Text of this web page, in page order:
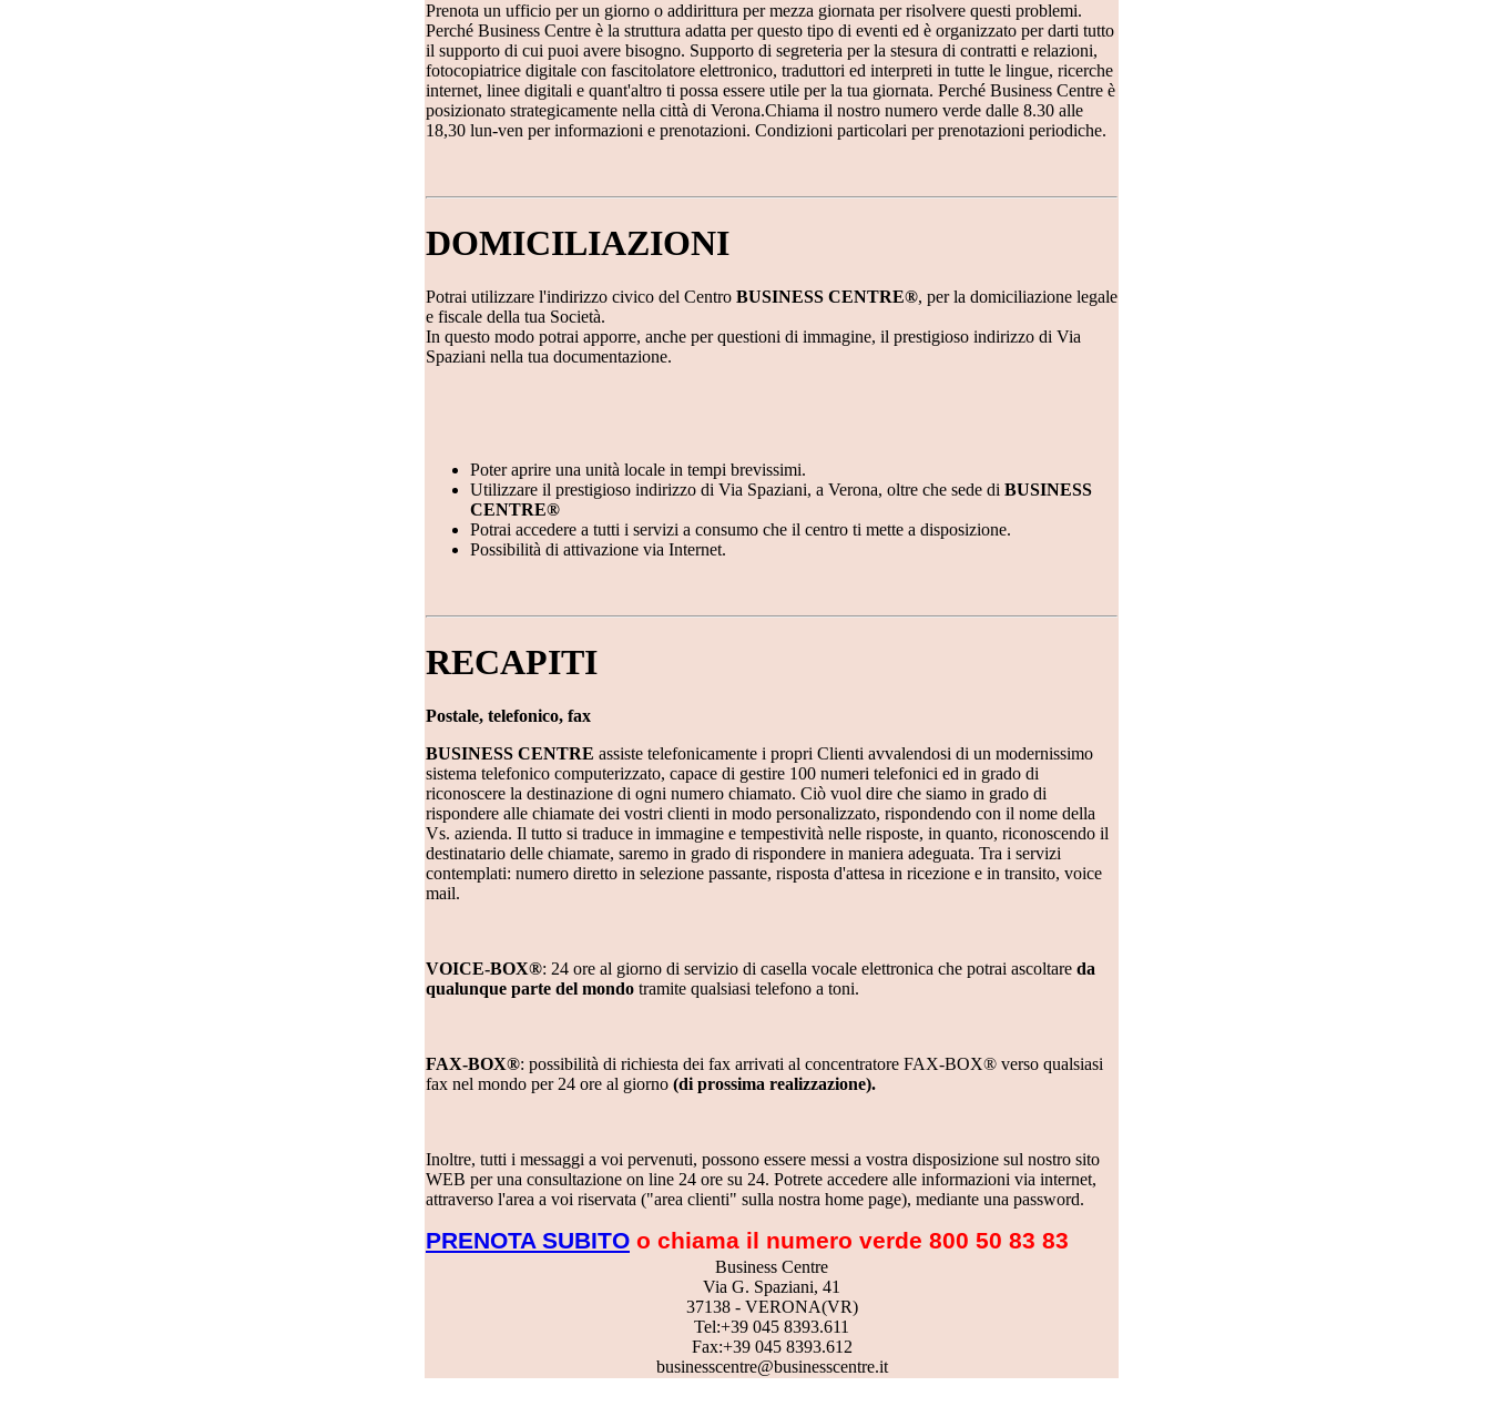
Prenota un ufficio per un giorno o addirittura per mezza giornata per risolvere questi problemi.
Perché Business Centre è la struttura adatta per questo tipo di eventi ed è organizzato per darti tutto
il supporto di cui puoi avere bisogno. Supporto di segreteria per la stesura di contratti e relazioni,
fotocopiatrice digitale con fascitolatore elettronico, traduttori ed interpreti in tutte le lingue, ricerche
internet, linee digitali e quant'altro ti possa essere utile per la tua giornata. Perché Business Centre è
posizionato strategicamente nella città di Verona.Chiama il nostro numero verde dalle 8.30 alle
18,30 lun-ven per informazioni e prenotazioni. Condizioni particolari per prenotazioni periodiche.
DOMICILIAZIONI
Potrai utilizzare l'indirizzo civico del Centro BUSINESS CENTRE®, per la domiciliazione legale
e fiscale della tua Società.
In questo modo potrai apporre, anche per questioni di immagine, il prestigioso indirizzo di Via
Spaziani nella tua documentazione.
Poter aprire una unità locale in tempi brevissimi.
Utilizzare il prestigioso indirizzo di Via Spaziani, a Verona, oltre che sede di BUSINESS
CENTRE®
Potrai accedere a tutti i servizi a consumo che il centro ti mette a disposizione.
Possibilità di attivazione via Internet.
RECAPITI
Postale, telefonico, fax
BUSINESS CENTRE assiste telefonicamente i propri Clienti avvalendosi di un modernissimo
sistema telefonico computerizzato, capace di gestire 100 numeri telefonici ed in grado di
riconoscere la destinazione di ogni numero chiamato. Ciò vuol dire che siamo in grado di
rispondere alle chiamate dei vostri clienti in modo personalizzato, rispondendo con il nome della
Vs. azienda. Il tutto si traduce in immagine e tempestività nelle risposte, in quanto, riconoscendo il
destinatario delle chiamate, saremo in grado di rispondere in maniera adeguata. Tra i servizi
contemplati: numero diretto in selezione passante, risposta d'attesa in ricezione e in transito, voice
mail.
VOICE-BOX®: 24 ore al giorno di servizio di casella vocale elettronica che potrai ascoltare da
qualunque parte del mondo tramite qualsiasi telefono a toni.
FAX-BOX®: possibilità di richiesta dei fax arrivati al concentratore FAX-BOX® verso qualsiasi
fax nel mondo per 24 ore al giorno (di prossima realizzazione).
Inoltre, tutti i messaggi a voi pervenuti, possono essere messi a vostra disposizione sul nostro sito
WEB per una consultazione on line 24 ore su 24. Potrete accedere alle informazioni via internet,
attraverso l'area a voi riservata ("area clienti" sulla nostra home page), mediante una password.
PRENOTA SUBITO o chiama il numero verde 800 50 83 83
Business Centre
Via G. Spaziani, 41
37138 - VERONA(VR)
Tel:+39 045 8393.611
Fax:+39 045 8393.612
businesscentre@businesscentre.it